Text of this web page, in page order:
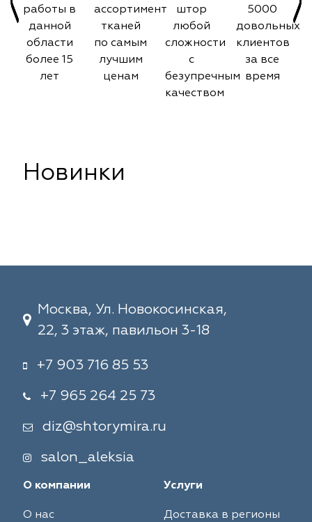
работы в
данной
области
более 15
лет
ассортимент
тканей
по самым
лучшим
ценам
штор
любой
сложности
с
безупречным
качеством
5000
довольных
клиентов
за все
время
Новинки
Москва, Ул. Новокосинская,
22, 3 этаж, павильон 3-18
+7 903 716 85 53
+7 965 264 25 73
diz@shtorymira.ru
salon_aleksia
О компании
О нас
Услуги
Доставка в регионы